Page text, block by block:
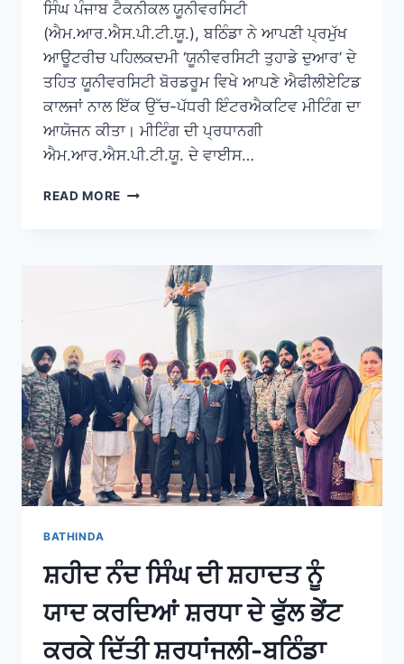
ਸਿੰਘ ਪੰਜਾਬ ਟੈਕਨੀਕਲ ਯੂਨੀਵਰਸਿਟੀ
(ਐਮ.ਆਰ.ਐਸ.ਪੀ.ਟੀ.ਯੂ.), ਬਠਿੰਡਾ ਨੇ ਆਪਣੀ ਪ੍ਰਮੁੱਖ
ਆਊਟਰੀਚ ਪਹਿਲਕਦਮੀ ‘ਯੂਨੀਵਰਸਿਟੀ ਤੁਹਾਡੇ ਦੁਆਰ’ ਦੇ
ਤਹਿਤ ਯੂਨੀਵਰਸਿਟੀ ਬੋਰਡਰੂਮ ਵਿਖੇ ਆਪਣੇ ਐਫੀਲੀਏਟਿਡ
ਕਾਲਜਾਂ ਨਾਲ ਇੱਕ ਉੱਚ-ਪੱਧਰੀ ਇੰਟਰਐਕਟਿਵ ਮੀਟਿੰਗ ਦਾ
ਆਯੋਜਨ ਕੀਤਾ। ਮੀਟਿੰਗ ਦੀ ਪ੍ਰਧਾਨਗੀ
ਐਮ.ਆਰ.ਐਸ.ਪੀ.ਟੀ.ਯੂ. ਦੇ ਵਾਈਸ…
READ MORE
BATHINDA
ਸ਼ਹੀਦ ਨੰਦ ਸਿੰਘ ਦੀ ਸ਼ਹਾਦਤ ਨੂੰ
ਯਾਦ ਕਰਦਿਆਂ ਸ਼ਰਧਾ ਦੇ ਫੁੱਲ ਭੇਂਟ
ਕਰਕੇ ਦਿੱਤੀ ਸ਼ਰਧਾਂਜਲੀ-ਬਠਿੰਡਾ